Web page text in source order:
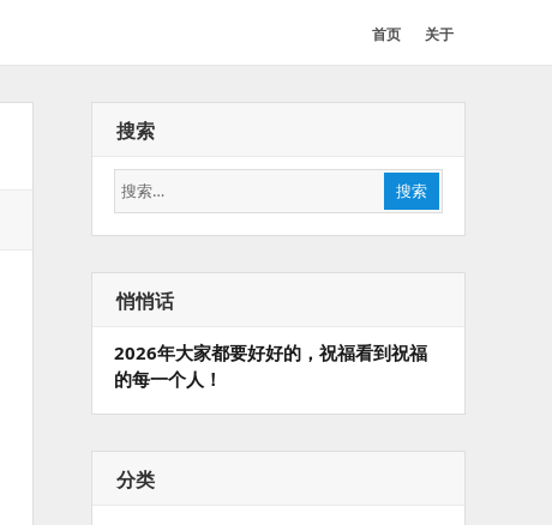
首页 关于
搜索
搜
索：
搜索
悄悄话
2026年大家都要好好的，祝福看到祝福
的每一个人！
分类